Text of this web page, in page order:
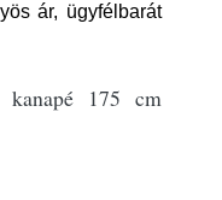
ár, ügyfélbarát
kanapé 175 cm